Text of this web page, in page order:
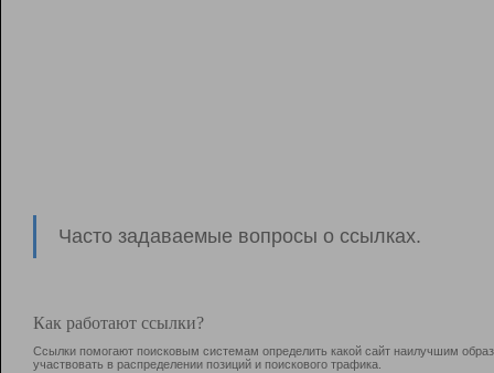
Часто задаваемые вопросы о ссылках.
Как работают ссылки?
Ссылки помогают поисковым системам определить какой сайт наилучшим
участвовать в раcпределении позиций и поискового трафика.